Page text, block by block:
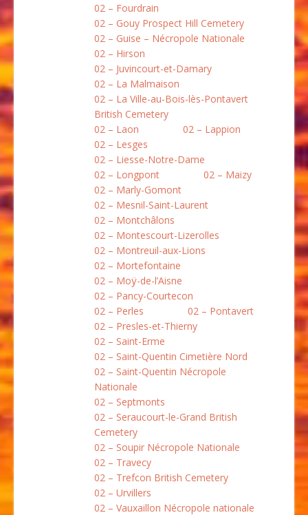
02 – Fourdrain
02 – Gouy Prospect Hill Cemetery
02 – Guise – Nécropole Nationale
02 – Hirson
02 – Juvincourt-et-Damary
02 – La Malmaison
02 – La Ville-au-Bois-lès-Pontavert
British Cemetery
02 – Laon
02 – Lappion
02 – Lesges
02 – Liesse-Notre-Dame
02 – Longpont
02 – Maizy
02 – Marly-Gomont
02 – Mesnil-Saint-Laurent
02 – Montchâlons
02 – Montescourt-Lizerolles
02 – Montreuil-aux-Lions
02 – Mortefontaine
02 – Moÿ-de-l’Aisne
02 – Pancy-Courtecon
02 – Perles
02 – Pontavert
02 – Presles-et-Thierny
02 – Saint-Erme
02 – Saint-Quentin Cimetière Nord
02 – Saint-Quentin Nécropole
Nationale
02 – Septmonts
02 – Seraucourt-le-Grand British
Cemetery
02 – Soupir Nécropole Nationale
02 – Travecy
02 – Trefcon British Cemetery
02 – Urvillers
02 – Vauxaillon Nécropole nationale